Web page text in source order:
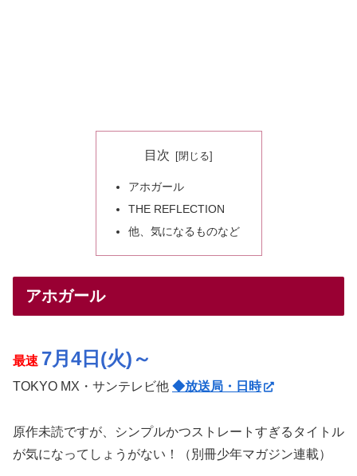
目次
アホガール
THE REFLECTION
他、気になるものなど
アホガール
最速 7月4日(火)～
TOKYO MX・サンテレビ他 ◆放送局・日時
原作未読ですが、シンプルかつストレートすぎるタイトル
が気になってしょうがない！（別冊少年マガジン連載）